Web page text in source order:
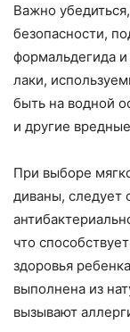
Важно
безопасности,
формальдегида
лаки,
быть на водной
и другие
При выборе
диваны, следует
что
здоровья
выполнена из
вызывают